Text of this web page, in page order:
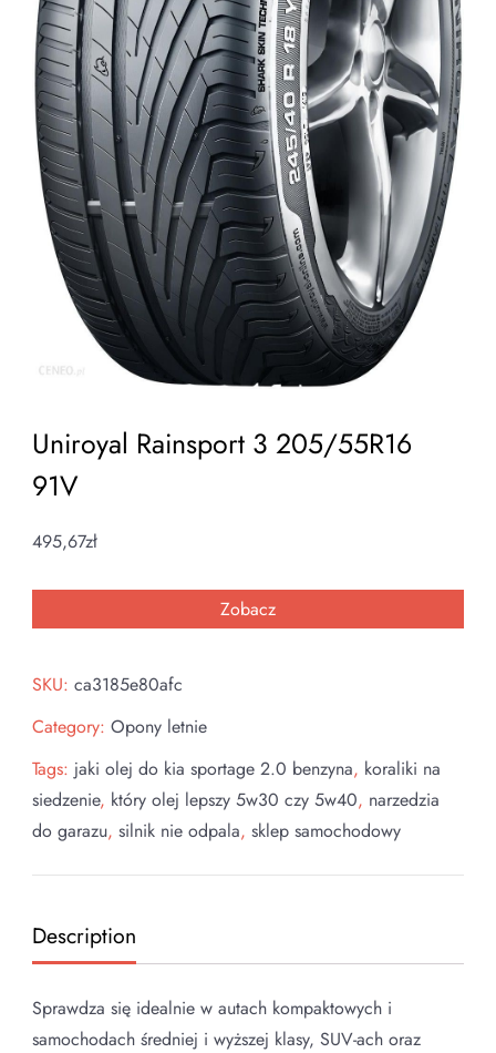
Uniroyal Rainsport 3 205/55R16
91V
495,67zł
Zobacz
SKU: ca3185e80afc
Category: Opony letnie
Tags: jaki olej do kia sportage 2.0 benzyna, koraliki na
siedzenie, który olej lepszy 5w30 czy 5w40, narzedzia
do garazu, silnik nie odpala, sklep samochodowy
Description
Sprawdza się idealnie w autach kompaktowych i
samochodach średniej i wyższej klasy, SUV-ach oraz